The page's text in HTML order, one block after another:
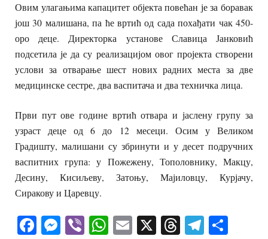
Овим улагањима капацитет објекта повећан је за боравак
још 30 малишана, па ће вртић од сада похађати чак 450-
оро деце. Директорка установе Славица Јанковић
подсетила је да су реализацијом овог пројекта створени
услови за отварање шест нових радних места за две
медицинске сестре, два васпитача и два техничка лица.
Први пут ове године вртић отвара и јаслену групу за
узраст деце од 6 до 12 месеци. Осим у Великом
Градишту, малишани су збринути и у десет подручних
васпитних група: у Пожежену, Тополовнику, Макцу,
Десину, Кисиљеву, Затоњу, Мајиловцу, Курјачу,
Сиракову и Царевцу.
Facebook
Messenger
ViberWhatsApp
Email
X Threads